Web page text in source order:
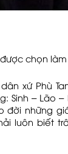
chọn
xứ Phù
Sinh – Lão –
đời những
luôn biết